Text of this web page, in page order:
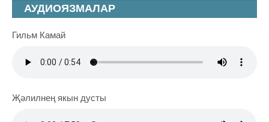
АУДИОЯЗМАЛАР
Гильм Камай
Җәлилнең якын дусты